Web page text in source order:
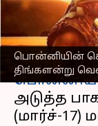
பொன்னியின்
திங்களன்று
எழுதியவர்
செய்தி
அடுத்த
(மார்ச்-